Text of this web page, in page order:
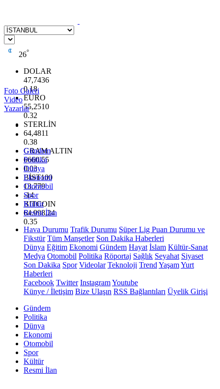
26°
DOLAR
47,7436
0.18
EURO
55,2510
0.32
STERLİN
64,4811
0.38
GRAM ALTIN
6660.55
0.03
BİST100
13.779
-14
BITCOIN
64.998,24
0.35
Foto Galeri
Video
Yazarlar
Gündem
Politika
Dünya
Ekonomi
Otomobil
Spor
Kültür
Resmi İlan
Hava Durumu Trafik Durumu Süper Lig Puan Durumu ve
Fikstür Tüm Manşetler Son Dakika Haberleri
Dünya Eğitim Ekonomi Gündem Hayat İslam Kültür-Sanat
Medya Otomobil Politika Röportaj Sağlık Seyahat Siyaset
Son Dakika Spor Videolar Teknoloji Trend YaşamYurt
Haberleri
Facebook Twitter InstagramYoutube
Künye / İletişim Bize Ulaşın RSS Bağlantıları Üyelik Girişi
Gündem
Politika
Dünya
Ekonomi
Otomobil
Spor
Kültür
Resmi İlan